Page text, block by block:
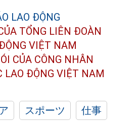
TỔNG LIÊN ĐOÀN
VIỆT NAM
CỦA CÔNG NHÂN
LAO ĐỘNG VIỆT NAM
スポーツ
仕事